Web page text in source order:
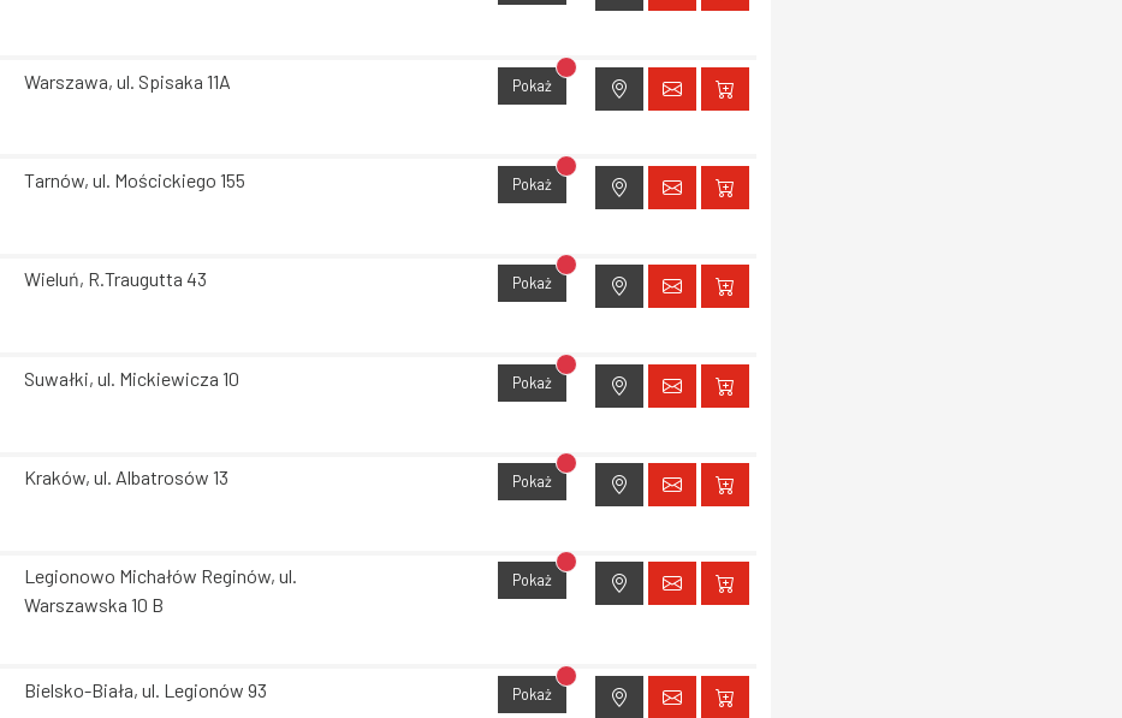
Warszawa, ul. Spisaka 11A Pokaż Brak dostępu do lokalizacji
Tarnów, ul. Mościckiego 155 Pokaż Brak dostępu do lokalizacji
Wieluń, R.Traugutta 43 Pokaż Brak dostępu do lokalizacji
Suwałki, ul. Mickiewicza 10 Pokaż Brak dostępu do lokalizacji
Kraków, ul. Albatrosów 13 Pokaż Brak dostępu do lokalizacji
Legionowo Michałów Reginów, ul.
Warszawska 10 B
Pokaż Brak dostępu do lokalizacji
Bielsko-Biała, ul. Legionów 93 Pokaż Brak dostępu do lokalizacji